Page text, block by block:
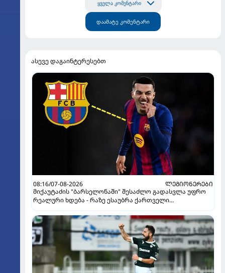
ყველა კომენტარი
დაამატე კომენტარი
ასევე დაგაინტერესებთ
08:16/07-08-2026
ᲚᲔᲒᲘᲝᲜᲔᲠᲔᲑᲘ
მიქაუტაძის "ბარსელონაში" შესაძლო გადასვლა უფრო
რეალური ხდება - რაზე ესაუბრა ქართველი